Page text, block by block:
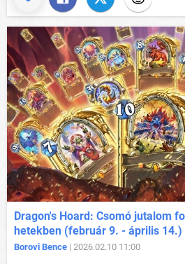
Dragon's Hoard: Csomó jutalom
hetekben (február 9. - április 14.)
Borovi Bence | 2026.02.10 11:00